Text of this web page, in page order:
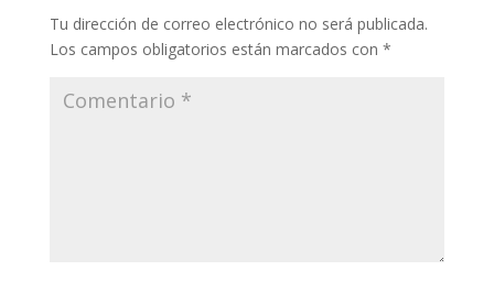
Tu dirección de correo electrónico no será publicada.
Los campos obligatorios están marcados con *